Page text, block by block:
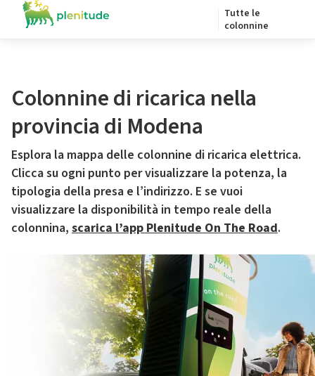
Tutte le
colonnine
Colonnine di ricarica nella
provincia di Modena
Esplora la mappa delle colonnine di ricarica elettrica.
Clicca su ogni punto per visualizzare la potenza, la
tipologia della presa e l’indirizzo. E se vuoi
visualizzare la disponibilità in tempo reale della
colonnina, scarica l’app Plenitude On The Road.